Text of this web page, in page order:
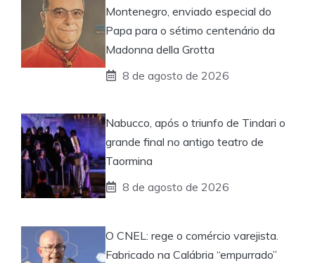
Montenegro, enviado especial do
Papa para o sétimo centenário da
Madonna della Grotta
8 de agosto de 2026
Nabucco, após o triunfo de Tindari o
grande final no antigo teatro de
Taormina
8 de agosto de 2026
O CNEL: rege o comércio varejista.
Fabricado na Calábria “empurrado”